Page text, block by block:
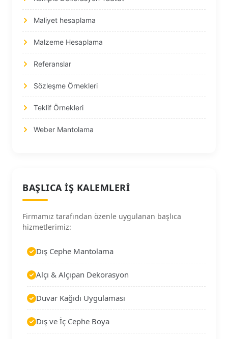
Maliyet hesaplama
Malzeme Hesaplama
Referanslar
Sözleşme Örnekleri
Teklif Örnekleri
Weber Mantolama
BAŞLICA İŞ KALEMLERI
Firmamız tarafından özenle uygulanan başlıca
hizmetlerimiz:
Dış Cephe Mantolama
Alçı & Alçıpan Dekorasyon
Duvar Kağıdı Uygulaması
Dış ve İç Cephe Boya